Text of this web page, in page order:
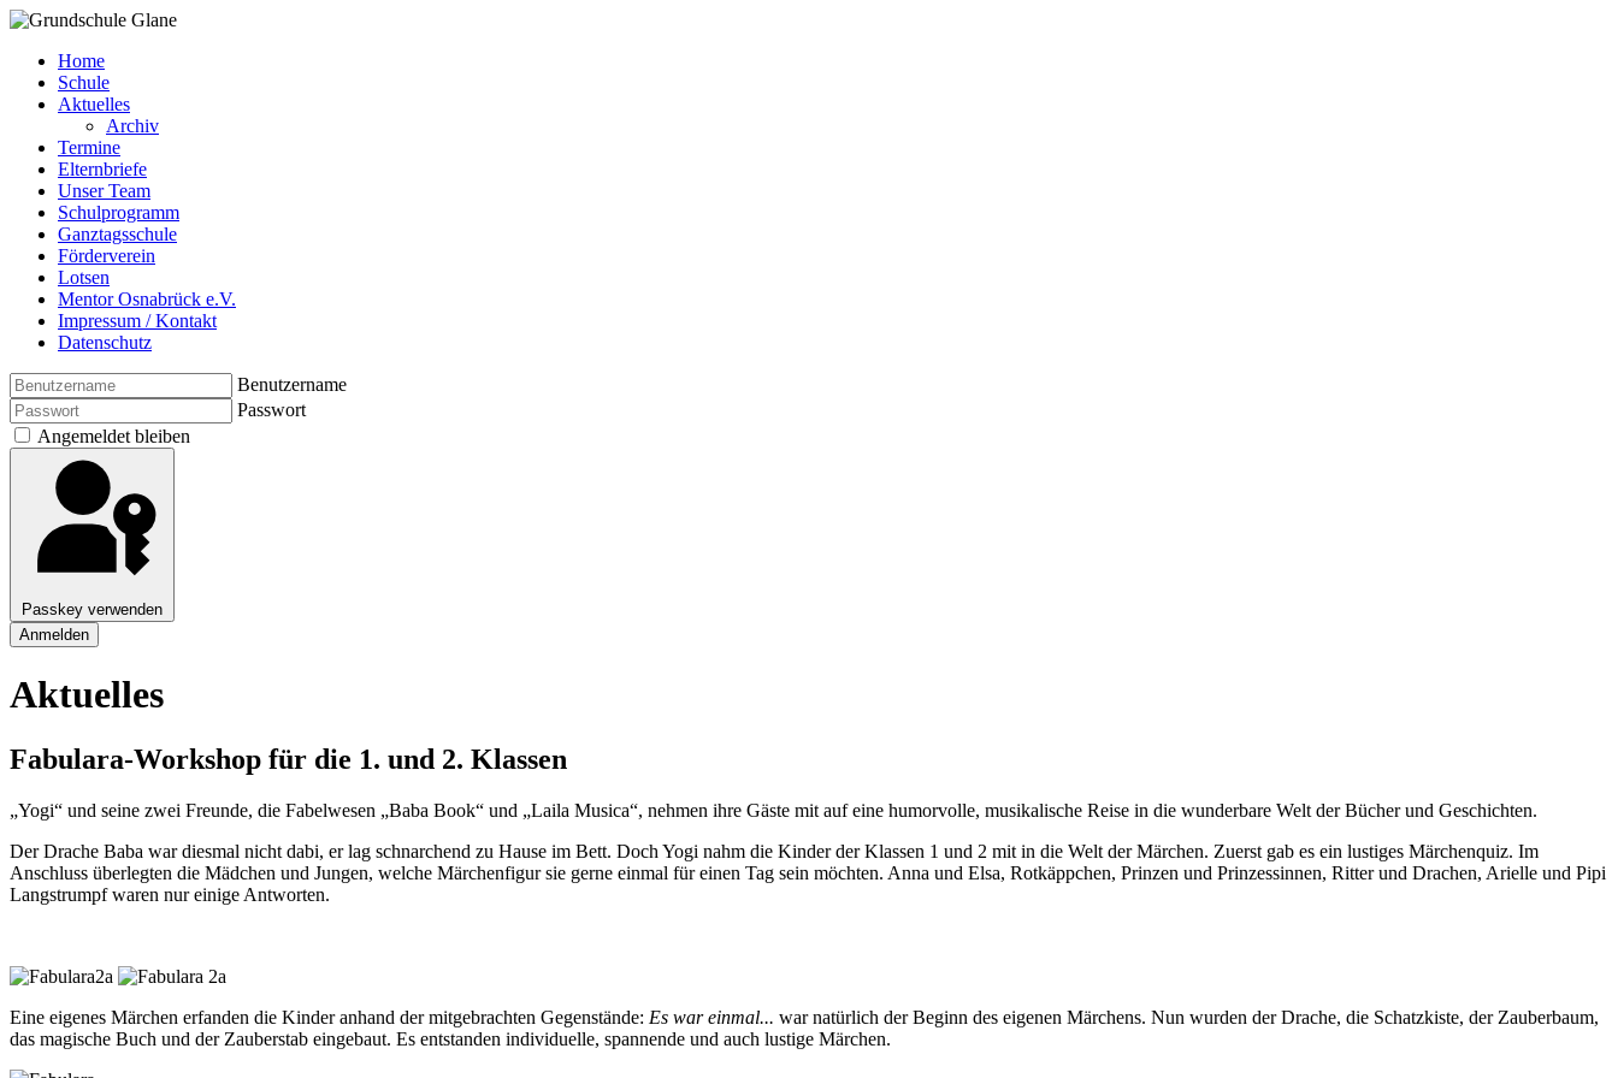
Home
Schule
Aktuelles
Archiv
Termine
Elternbriefe
Unser Team
Schulprogramm
Ganztagsschule
Förderverein
Lotsen
Mentor Osnabrück e.V.
Impressum / Kontakt
Datenschutz
Benutzername
Passwort
Angemeldet bleiben
Passkey verwenden
Anmelden
Aktuelles
Fabulara-Workshop für die 1. und 2. Klassen
„Yogi“ und seine zwei Freunde, die Fabelwesen „Baba Book“ und „Laila Musica“, nehmen ihre Gäste mit auf eine humorvolle, musikalische Reise in die wunderbare Welt der Bücher und Geschichten.
Der Drache Baba war diesmal nicht dabi, er lag schnarchend zu Hause im Bett. Doch Yogi nahm die Kinder der Klassen 1 und 2 mit in die Welt der Märchen. Zuerst gab es ein lustiges Märchenquiz. Im
Anschluss überlegten die Mädchen und Jungen, welche Märchenfigur sie gerne einmal für einen Tag sein möchten. Anna und Elsa, Rotkäppchen, Prinzen und Prinzessinnen, Ritter und Drachen, Arielle und Pipi
Langstrumpf waren nur einige Antworten.
Eine eigenes Märchen erfanden die Kinder anhand der mitgebrachten Gegenstände: Es war einmal... war natürlich der Beginn des eigenen Märchens. Nun wurden der Drache, die Schatzkiste, der Zauberbaum,
das magische Buch und der Zauberstab eingebaut. Es entstanden individuelle, spannende und auch lustige Märchen.